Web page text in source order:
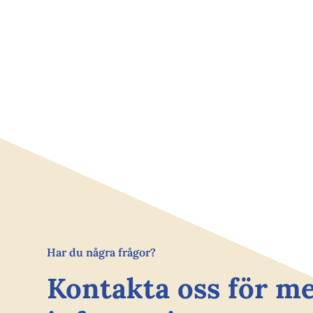
Har du några frågor?
Kontakta oss för